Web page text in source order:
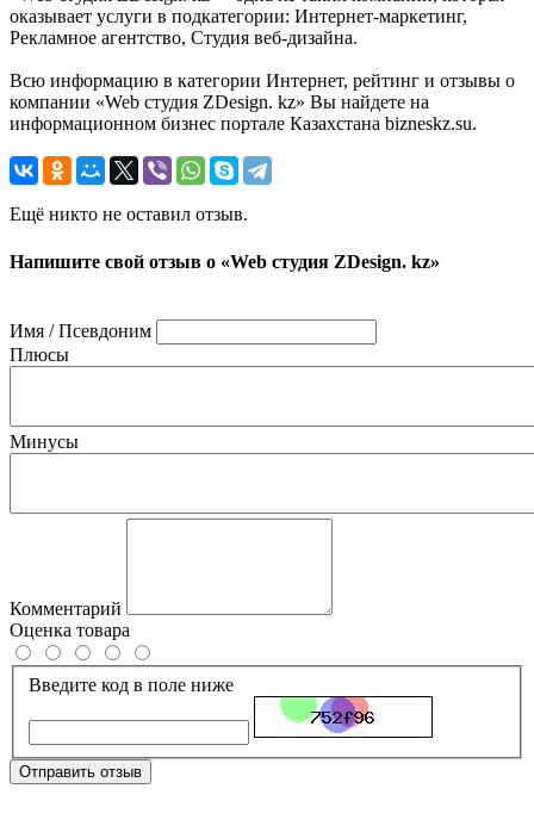
оказывает услуги в подкатегории: Интернет-маркетинг,
Рекламное агентство, Студия веб-дизайна.
Всю информацию в категории Интернет, рейтинг и отзывы о
компании «Web студия ZDesign. kz» Вы найдете на
информационном бизнес портале Казахстана bizneskz.su.
Ещё никто не оставил отзыв.
Напишите свой отзыв о «Web студия ZDesign. kz»
Имя / Псевдоним
Плюсы
Минусы
Комментарий
Оценка товара
Введите код в поле ниже
Отправить отзыв